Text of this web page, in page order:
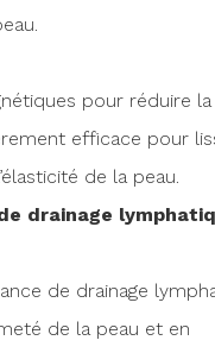
pour réduire la
efficace pour
de la peau.
drainage
de drainage
de la peau et en